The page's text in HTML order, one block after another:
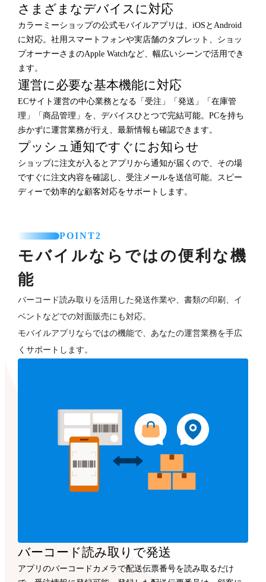
さまざまなデバイスに対応
カラーミーショップの公式モバイルアプリは、iOSとAndroid
に対応。社用スマートフォンや実店舗のタブレット、ショッ
プオーナーさまのApple Watchなど、幅広いシーンで活用でき
ます。
運営に必要な基本機能に対応
ECサイト運営の中心業務となる「受注」「発送」「在庫管
理」「商品管理」を、デバイスひとつで完結可能。PCを持ち
歩かずに運営業務が行え、最新情報も確認できます。
プッシュ通知ですぐにお知らせ
ショップに注文が入るとアプリから通知が届くので、その場
ですぐに注文内容を確認し、受注メールを送信可能。スピー
ディーで効率的な顧客対応をサポートします。
POINT2
モバイルならではの便利な機
能
バーコード読み取りを活用した発送作業や、書類の印刷、イ
ベントなどでの対面販売にも対応。
モバイルアプリならではの機能で、あなたの運営業務を手広
くサポートします。
バーコード読み取りで発送
アプリのバーコードカメラで配送伝票番号を読み取るだけ